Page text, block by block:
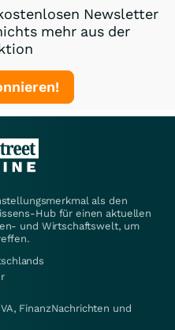
Newsletter
mehr aus der
als den
Hub für einen aktuellen
und Wirtschaftswelt, um
FinanzNachrichten und